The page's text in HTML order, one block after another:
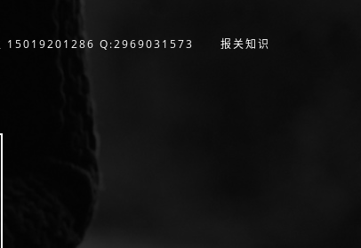
15019201286 Q:2969031573 报关知识